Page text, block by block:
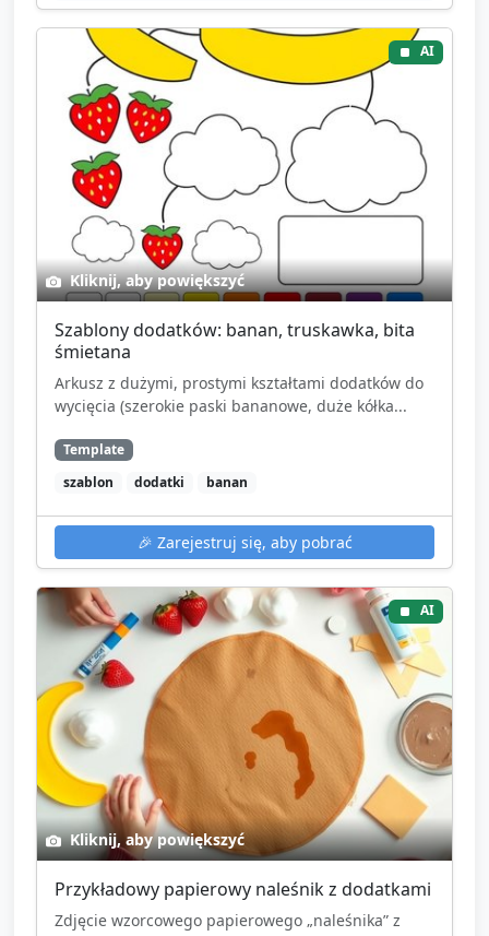
AI
Kliknij, aby powiększyć
Szablony dodatków: banan, truskawka, bita
śmietana
Arkusz z dużymi, prostymi kształtami dodatków do
wycięcia (szerokie paski bananowe, duże kółka...
Template
szablon
dodatki banan
🎉 Zarejestruj się, aby pobrać
AI
Kliknij, aby powiększyć
Przykładowy papierowy naleśnik z dodatkami
Zdjęcie wzorcowego papierowego „naleśnika” z